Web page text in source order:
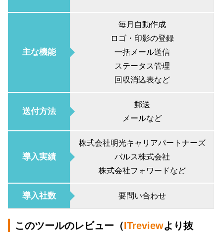
主な機能
毎月自動作成
ロゴ・印影の登録
一括メール送信
ステータス管理
回収消込表など
送付方法
郵送
メールなど
導入実績
株式会社明光キャリアパートナーズ
バルス株式会社
株式会社フォワードなど
導入社数 要問い合わせ
このツールのレビュー（ITreviewより抜